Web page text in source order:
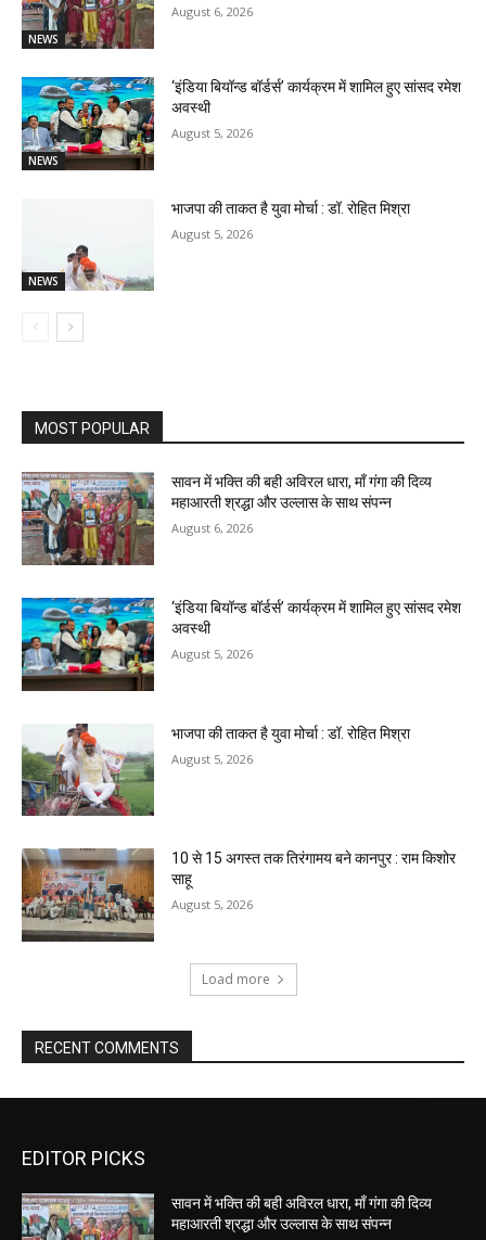
NEWS
August 6, 2026
NEWS
‘इंडिया बियॉन्ड बॉर्डर्स’ कार्यक्रम में शामिल हुए सांसद रमेश
अवस्थी
August 5, 2026
NEWS
भाजपा की ताकत है युवा मोर्चा : डॉ. रोहित मिश्रा
August 5, 2026
MOST POPULAR
सावन में भक्ति की बही अविरल धारा, माँ गंगा की दिव्य
महाआरती श्रद्धा और उल्लास के साथ संपन्न
August 6, 2026
‘इंडिया बियॉन्ड बॉर्डर्स’ कार्यक्रम में शामिल हुए सांसद रमेश
अवस्थी
August 5, 2026
भाजपा की ताकत है युवा मोर्चा : डॉ. रोहित मिश्रा
August 5, 2026
10 से 15 अगस्त तक तिरंगामय बने कानपुर : राम किशोर
साहू
August 5, 2026
Load more
RECENT COMMENTS
EDITOR PICKS
सावन में भक्ति की बही अविरल धारा, माँ गंगा की दिव्य
महाआरती श्रद्धा और उल्लास के साथ संपन्न